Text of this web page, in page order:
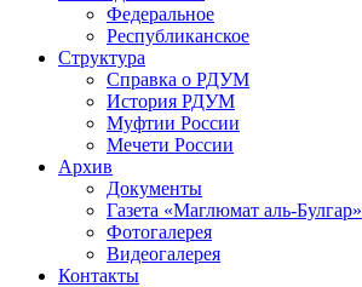
Федеральное
Республиканское
Структура
Справка о РДУМ
История РДУМ
Муфтии России
Мечети России
Архив
Документы
Газета «Маглюмат аль-Булгар»
Фотогалерея
Видеогалерея
Контакты